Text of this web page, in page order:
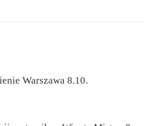
Warszawa 8.10.